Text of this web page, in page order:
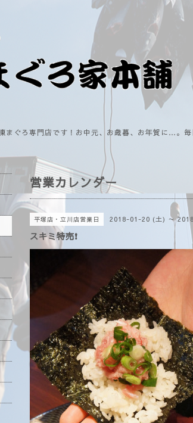
まぐろ専門店です！お中元、お歳暮、お年賀に…。
営業カレンダー
平塚店・立川店営業日 2018-01-20 (土) ～
スキミ特売❗